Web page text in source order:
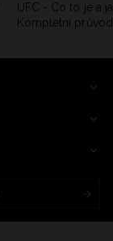
UFC - Co to je a
Kompletní